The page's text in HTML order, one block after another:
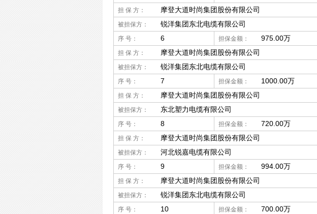
担 保 方： 摩登大道时尚集团股份有限公司
被担保方： 锐洋集团东北电缆有限公司
序 号： 6 担保金额： 975.00万
担 保 方： 摩登大道时尚集团股份有限公司
被担保方： 锐洋集团东北电缆有限公司
序 号： 7 担保金额： 1000.00万
担 保 方： 摩登大道时尚集团股份有限公司
被担保方：
东北塑力电缆有限公司
序 号： 8 担保金额： 720.00万
担 保 方： 摩登大道时尚集团股份有限公司
被担保方：
河北锐嘉电缆有限公司
序 号： 9 担保金额： 994.00万
担 保 方： 摩登大道时尚集团股份有限公司
被担保方：
锐洋集团东北电缆有限公司
序 号： 10 担保金额： 700.00万